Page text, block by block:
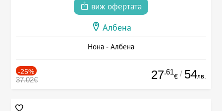
виж офертата
Албена
Нона - Албена
-25%
37.02€ 27.61
€ / 54лв.